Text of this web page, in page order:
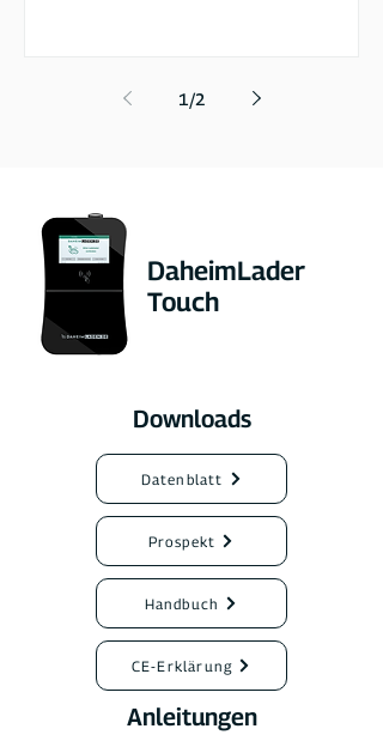
1/2
DaheimLader
Touch
Downloads
Datenblatt
Prospekt
Handbuch
CE-Erklärung
Anleitungen